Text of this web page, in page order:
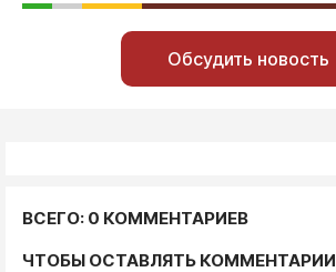
Обсудить новость
ВСЕГО: 0 КОММЕНТАРИЕВ
ЧТОБЫ ОСТАВЛЯТЬ КОММЕНТАРИИ